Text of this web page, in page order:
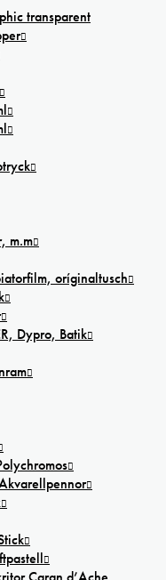
transparent
m.m
oríginaltusch
Dypro, Batik